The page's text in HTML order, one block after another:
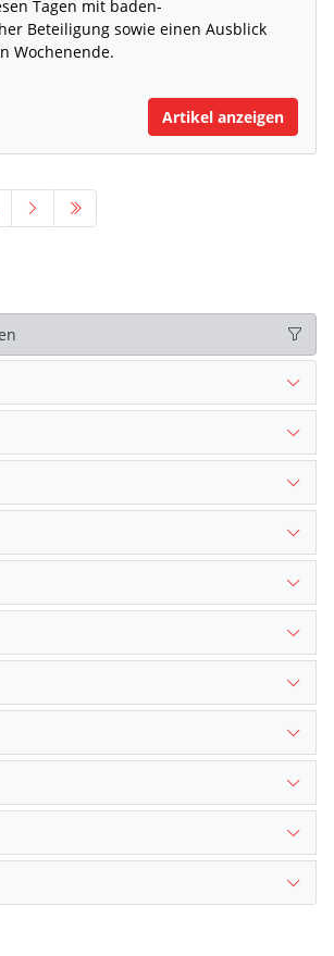
Tagen mit baden-
Beteiligung sowie einen Ausblick
Wochenende.
Artikel anzeigen